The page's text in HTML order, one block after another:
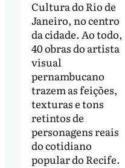
Cultura do Rio de
Janeiro, no centro
da cidade. Ao todo,
40 obras do artista
visual
pernambucano
trazem as feições,
texturas e tons
retintos de
personagens reais
do cotidiano
popular do Recife.